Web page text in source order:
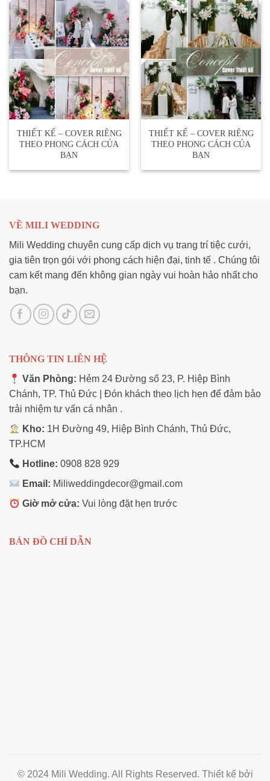
THIẾT KẾ – COVER RIÊNG
THEO PHONG CÁCH CỦA
BẠN
THIẾT KẾ – COVER RIÊNG
THEO PHONG CÁCH CỦA
BẠN
VỀ MILI WEDDING
Mili Wedding chuyên cung cấp dịch vụ trang trí tiệc cưới,
gia tiên trọn gói với phong cách hiện đại, tinh tế . Chúng tôi
cam kết mang đến không gian ngày vui hoàn hảo nhất cho
bạn.
THÔNG TIN LIÊN HỆ
Văn Phòng: Hẻm 24 Đường số 23, P. Hiệp Bình
Chánh, TP. Thủ Đức | Đón khách theo lịch hẹn để đảm bảo
trải nhiệm tư vấn cá nhân .
Kho: 1H Đường 49, Hiệp Bình Chánh, Thủ Đức,
TP.HCM
Hotline: 0908 828 929
Email: Miliweddingdecor@gmail.com
Giờ mở cửa: Vui lòng đặt hẹn trước
BẢN ĐỒ CHỈ DẪN
© 2024 Mili Wedding. All Rights Reserved. Thiết kế bởi